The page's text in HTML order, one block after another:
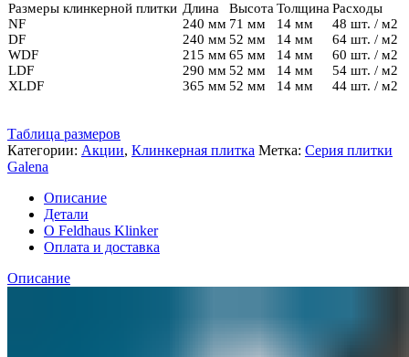
Размеры клинкерной плитки Длина ВысотаТолщинаРасходы
NF
240 мм 71 мм 14 мм
48 шт. / м2
DF
240 мм 52 мм 14 мм
64 шт. / м2
WDF
215 мм 65 мм 14 мм
60 шт. / м2
LDF
290 мм 52 мм 14 мм
54 шт. / м2
XLDF
365 мм 52 мм 14 мм 44 шт. / м2
Таблица размеров
Категории: Акции, Клинкерная плитка Метка: Серия плитки
Galena
Описание
Детали
О Feldhaus Klinker
Оплата и доставка
Описание